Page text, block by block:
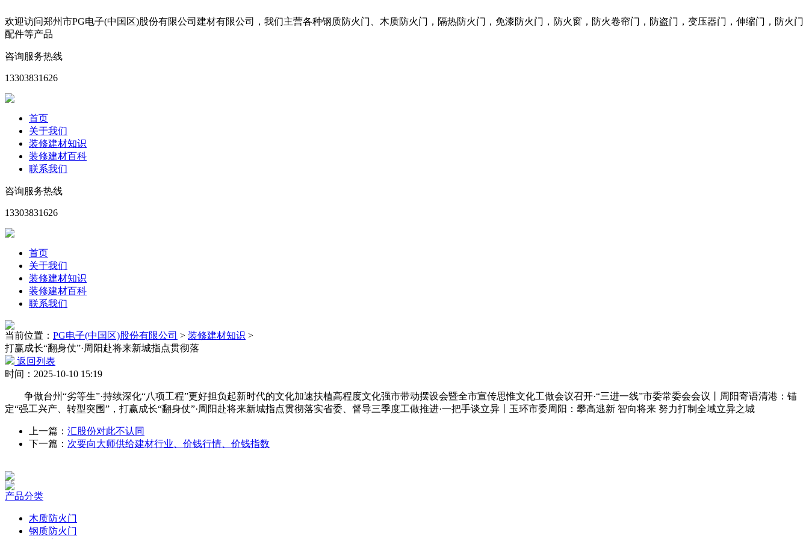
欢迎访问郑州市PG电子(中国区)股份有限公司建材有限公司，我们主营各种钢质防火门、木质防火门，隔热防火门，免漆防火门，防火窗，防火卷帘门，防盗门，变压器门，伸缩门，防火门
配件等产品
咨询服务热线
13303831626
首页
关于我们
装修建材知识
装修建材百科
联系我们
咨询服务热线
13303831626
首页
关于我们
装修建材知识
装修建材百科
联系我们
当前位置： PG电子(中国区)股份有限公司 > 装修建材知识 >
打赢成长“翻身仗”·周阳赴将来新城指点贯彻落
返回列表
时间：2025-10-10 15:19
争做台州“劣等生”·持续深化“八项工程”更好担负起新时代的文化加速扶植高程度文化强市带动摆设会暨全市宣传思惟文化工做会议召开·“三进一线”市委常委会会议丨周阳寄语清港：锚
定“强工兴产、转型突围”，打赢成长“翻身仗”·周阳赴将来新城指点贯彻落实省委、督导三季度工做推进·一把手谈立异丨玉环市委周阳：攀高逃新 智向将来 努力打制全域立异之城
上一篇： 汇股份对此不认同
下一篇： 次要向大师供给建材行业、价钱行情、价钱指数
产品分类
木质防火门
钢质防火门